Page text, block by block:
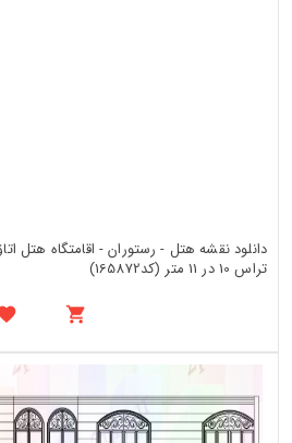
دانلود نقشه هتل - رستوران - اقامتگاه هتل
تراس 10 در 11 متر (کد165872)